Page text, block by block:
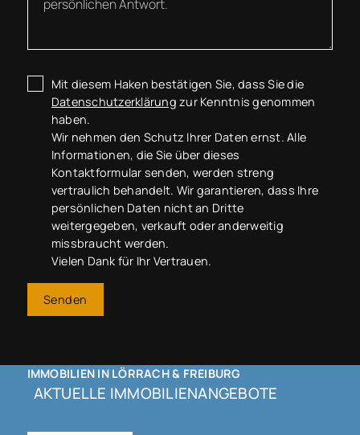
Mit diesem Haken bestätigen Sie, dass Sie die
Datenschutzerklärung zur Kenntnis genommen
haben.
Wir nehmen den Schutz Ihrer Daten ernst. Alle
Informationen, die Sie über dieses
Kontaktformular senden, werden streng
vertraulich behandelt. Wir garantieren, dass Ihre
persönlichen Daten nicht an Dritte
weitergegeben, verkauft oder anderweitig
missbraucht werden.
Vielen Dank für Ihr Vertrauen.
Senden
IMMOBILIEN IN LÖRRACH & FREIBURG
AKTUELLE IMMOBILIENANGEBOTE